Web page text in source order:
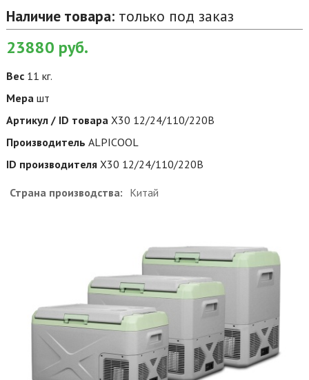
Наличие товара:только под заказ
23880 руб.
Вес 11 кг.
Мера шт
Артикул / ID товара X30 12/24/110/220В
Производитель ALPICOOL
ID производителя X30 12/24/110/220В
Страна производства: Китай